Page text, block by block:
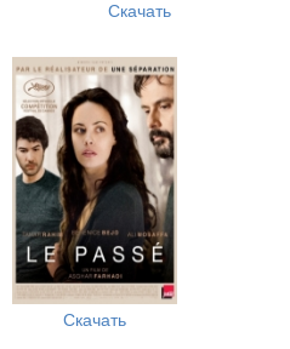
Скачать
Скачать